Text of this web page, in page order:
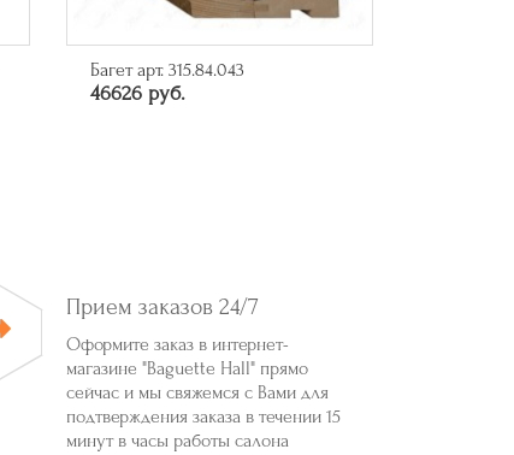
Багет арт. 315.84.043
46626 руб.
Прием заказов 24/7
Оформите заказ в интернет-
магазине "Baguette Hall" прямо
сейчас и мы свяжемся с Вами для
подтверждения заказа в течении 15
минут в часы работы салона